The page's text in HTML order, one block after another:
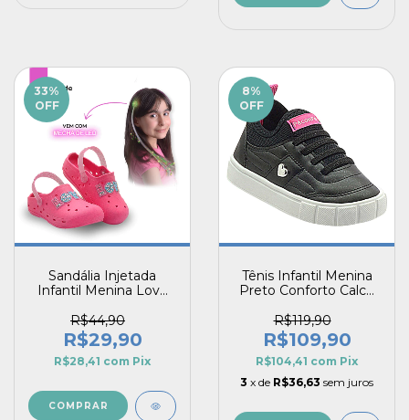
33%
OFF
Sandália Injetada
Infantil Menina Love
R$44,90
R$29,90
R$28,41 com Pix
COMPRAR
8%
OFF
Tênis Infantil Menina
Preto Conforto Calce
Dia
R$119,90
R$109,90
R$104,41 com Pix
3 x de R$36,63 sem juros